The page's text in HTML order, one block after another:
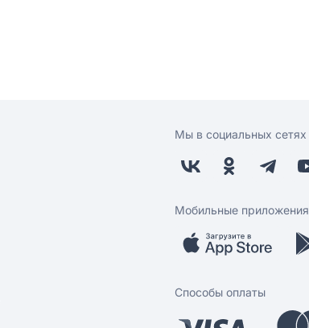
Мы в социальных сетях
Мобильные приложения
Способы оплаты